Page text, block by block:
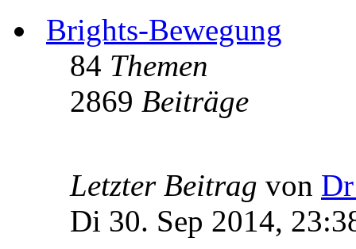
Brights-Bewegung
84 Themen
2869 Beiträge
Letzter Beitrag von
Di 30. Sep 2014,